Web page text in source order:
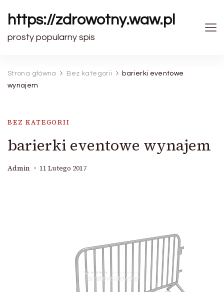
https://zdrowotny.waw.pl
prosty popularny spis
Strona główna Bez kategorii
barierki eventowe
wynajem
BEZ KATEGORII
barierki eventowe wynajem
Admin 11 Lutego 2017